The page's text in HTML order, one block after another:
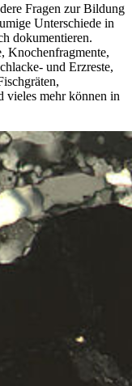
Fragen zur Bildung
Unterschiede in
dokumentieren.
Knochenfragmente,
und Erzreste,
vieles mehr können in